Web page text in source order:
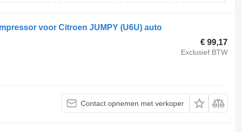
voor Citroen JUMPY (U6U) auto
€ 99,17
Exclusief BTW
Contact opnemen met verkoper